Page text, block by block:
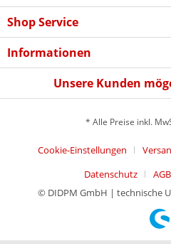
Shop Service
Informationen
Unsere Kunden
* Alle Preise inkl.
Cookie-Einstellungen
Datenschutz
AGB
© DIDPM GmbH | technische